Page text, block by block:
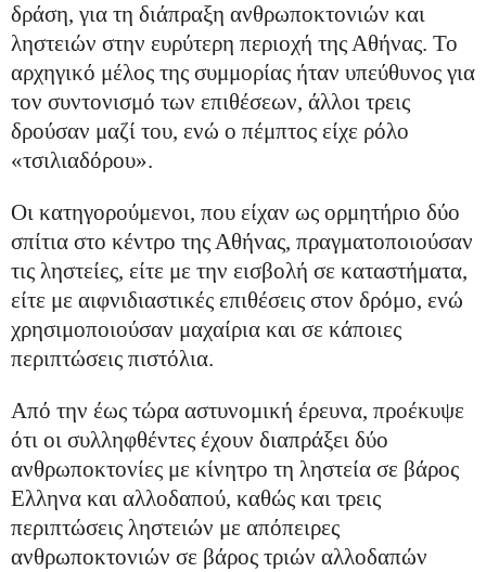
δράση, για τη διάπραξη ανθρωποκτονιών και
ληστειών στην ευρύτερη περιοχή της Αθήνας. Το
αρχηγικό μέλος της συμμορίας ήταν υπεύθυνος για
τον συντονισμό των επιθέσεων, άλλοι τρεις
δρούσαν μαζί του, ενώ ο πέμπτος είχε ρόλο
«τσιλιαδόρου».
Οι κατηγορούμενοι, που είχαν ως ορμητήριο δύο
σπίτια στο κέντρο της Αθήνας, πραγματοποιούσαν
τις ληστείες, είτε με την εισβολή σε καταστήματα,
είτε με αιφνιδιαστικές επιθέσεις στον δρόμο, ενώ
χρησιμοποιούσαν μαχαίρια και σε κάποιες
περιπτώσεις πιστόλια.
Από την έως τώρα αστυνομική έρευνα, προέκυψε
ότι οι συλληφθέντες έχουν διαπράξει δύο
ανθρωποκτονίες με κίνητρο τη ληστεία σε βάρος
Ελληνα και αλλοδαπού, καθώς και τρεις
περιπτώσεις ληστειών με απόπειρες
ανθρωποκτονιών σε βάρος τριών αλλοδαπών